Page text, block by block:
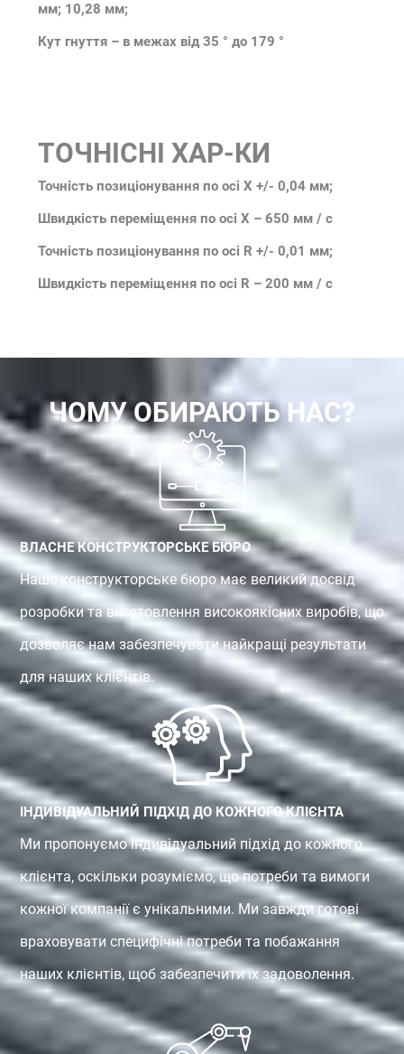
мм; 10,28 мм;
Кут гнуття – в межах від 35 ° до 179 °
ТОЧНІСНІ ХАР-КИ
Точність позиціонування по осі Х +/- 0,04 мм;
Швидкість переміщення по осі Х – 650 мм / с
Точність позиціонування по осі R +/- 0,01 мм;
Швидкість переміщення по осі R – 200 мм / с
ЧОМУ ОБИРАЮТЬ НАС?
ВЛАСНЕ КОНСТРУКТОРСЬКЕ БЮРО
Наше конструкторське бюро має великий досвід
розробки та виготовлення високоякісних виробів, що
дозволяє нам забезпечувати найкращі результати
для наших клієнтів.
ІНДИВІДУАЛЬНИЙ ПІДХІД ДО КОЖНОГО КЛІЄНТА
Ми пропонуємо індивідуальний підхід до кожного
клієнта, оскільки розуміємо, що потреби та вимоги
кожної компанії є унікальними. Ми завжди готові
враховувати специфічні потреби та побажання
наших клієнтів, щоб забезпечити їх задоволення.